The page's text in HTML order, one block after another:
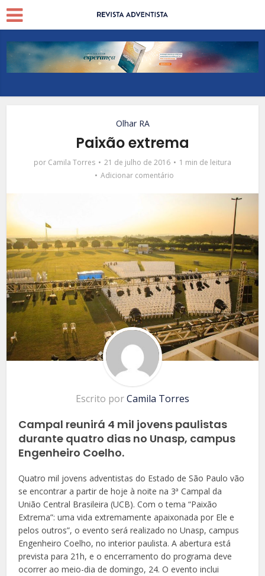
Olhar RA
Paixão extrema
por Camila Torres 21 de julho de 2016
1 min de leitura
Adicionar comentário
Escrito porCamila Torres
Campal reunirá 4 mil jovens paulistas
durante quatro dias no Unasp, campus
Engenheiro Coelho.
Quatro mil jovens adventistas do Estado de São Paulo vão
se encontrar a partir de hoje à noite na 3ª Campal da
União Central Brasileira (UCB). Com o tema “Paixão
Extrema”: uma vida extremamente apaixonada por Ele e
pelos outros”, o evento será realizado no Unasp, campus
Engenheiro Coelho, no interior paulista. A abertura está
prevista para 21h, e o encerramento do programa deve
ocorrer ao meio-dia de domingo, 24. O evento inclui